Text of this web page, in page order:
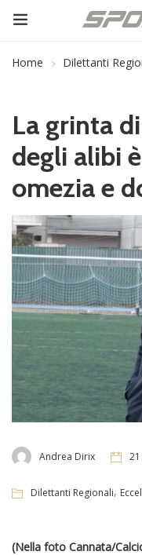
Home Dilettanti
La grinta
degli alibi
omezia e
Andrea Dirix
Dilettanti Regionali,
(Nella foto Cannata/